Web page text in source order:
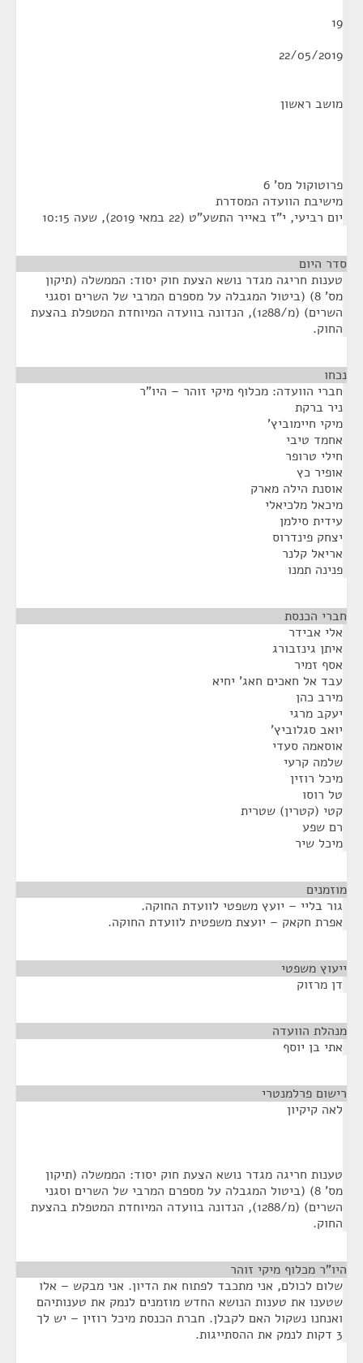
19
22/05/2019
מושב ראשון
פרוטוקול מס' 6
מישיבת הוועדה המסדרת
יום רביעי, י"ז באייר התשע"ט (22 במאי 2019), שעה 10:15
סדר היום
טענות חריגה מגדר נושא הצעת חוק יסוד: הממשלה (תיקון
מס' 8) (ביטול המגבלה על מספרם המרבי של השרים וסגני
השרים) (מ/1288), הנדונה בוועדה המיוחדת המטפלת בהצעת
החוק.
נכחו
חברי הוועדה: מכלוף מיקי זוהר – היו"ר
ניר ברקת
מיקי חיימוביץ'
אחמד טיבי
חילי טרופר
אופיר כץ
אוסנת הילה מארק
מיכאל מלכיאלי
עידית סילמן
יצחק פינדרוס
אריאל קלנר
פנינה תמנו
חברי הכנסת
אלי אבידר
איתן גינזבורג
אסף זמיר
עבד אל חאכים חאג' יחיא
מירב כהן
יעקב מרגי
יואב סגלוביץ'
אוסאמה סעדי
שלמה קרעי
מיכל רוזין
טל רוסו
קטי (קטרין) שטרית
רם שפע
מיכל שיר
מוזמנים
גור בליי – יועץ משפטי לוועדת החוקה.
אפרת חקאק – יועצת משפטית לוועדת החוקה.
ייעוץ משפטי
דן מרזוק
מנהלת הוועדה
אתי בן יוסף
רישום פרלמנטרי
לאה קיקיון
טענות חריגה מגדר נושא הצעת חוק יסוד: הממשלה (תיקון
מס' 8) (ביטול המגבלה על מספרם המרבי של השרים וסגני
השרים) (מ/1288), הנדונה בוועדה המיוחדת המטפלת בהצעת
החוק.
היו"ר מכלוף מיקי זוהר
שלום לכולם, אני מתכבד לפתוח את הדיון. אני מבקש – אלו
שטענו את טענות הנושא החדש מוזמנים לנמק את טענותיהם
ואנחנו נשקול האם לקבלן. חברת הכנסת מיכל רוזין – יש לך
3 דקות לנמק את ההסתייגות.